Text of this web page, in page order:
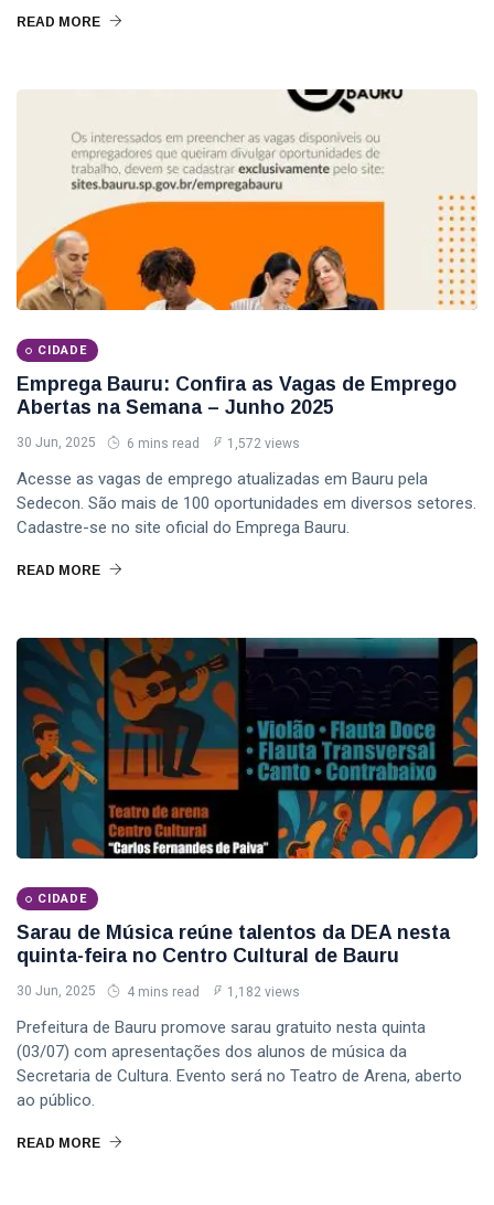
READ MORE
CIDADE
Emprega Bauru: Confira as Vagas de Emprego
Abertas na Semana – Junho 2025
30 Jun, 2025 6 mins read 1,572 views
Acesse as vagas de emprego atualizadas em Bauru pela
Sedecon. São mais de 100 oportunidades em diversos setores.
Cadastre-se no site oficial do Emprega Bauru.
READ MORE
CIDADE
Sarau de Música reúne talentos da DEA nesta
quinta-feira no Centro Cultural de Bauru
30 Jun, 2025 4 mins read 1,182 views
Prefeitura de Bauru promove sarau gratuito nesta quinta
(03/07) com apresentações dos alunos de música da
Secretaria de Cultura. Evento será no Teatro de Arena, aberto
ao público.
READ MORE